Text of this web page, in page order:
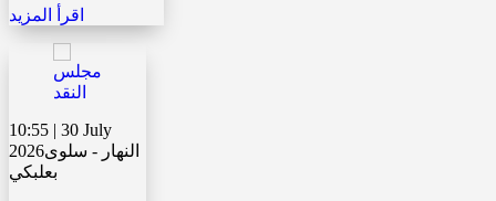
اقرأ المزيد
10:55 | 30 July
2026النهار - سلوى
بعلبكي